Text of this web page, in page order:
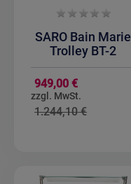
SARO Bain Marie
Trolley BT-2
949,00 €
1.244,10 €